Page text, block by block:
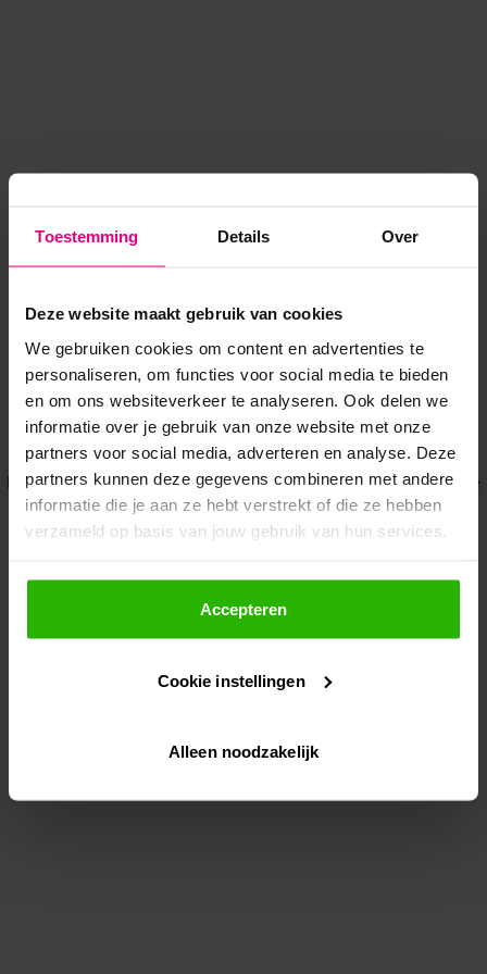
Toestemming Details Over
Deze website maakt gebruik van cookies
We gebruiken cookies om content en advertenties te
personaliseren, om functies voor social media te bieden
en om ons websiteverkeer te analyseren. Ook delen we
informatie over je gebruik van onze website met onze
partners voor social media, adverteren en analyse. Deze
partners kunnen deze gegevens combineren met andere
informatie die je aan ze hebt verstrekt of die ze hebben
verzameld op basis van jouw gebruik van hun services.
Als je op "Accepteer" klikt, dan geef je Voordeeluitjes.nl
toestemming om cookies voor social media en
gepersonaliseerde advertenties te plaatsen.
Lees hier meer over in onsprivacybeleid
Via "Cookie instellingen" kun je ook zelf instellen welke
Accepteren
Cookie instellingen
Alleen noodzakelijk
Application error: a client-side exception has occurred while
loadingwww.voordeeluitjes.nl (see the browser console for more
information).